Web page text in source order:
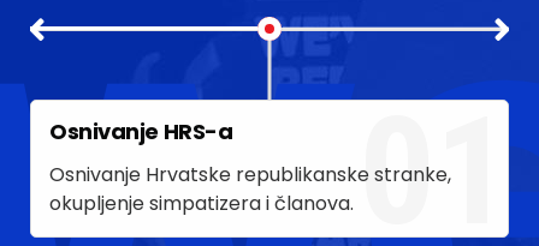
01
Osnivanje HRS-a
Osnivanje Hrvatske republikanske stranke,
okupljenje simpatizera i članova.